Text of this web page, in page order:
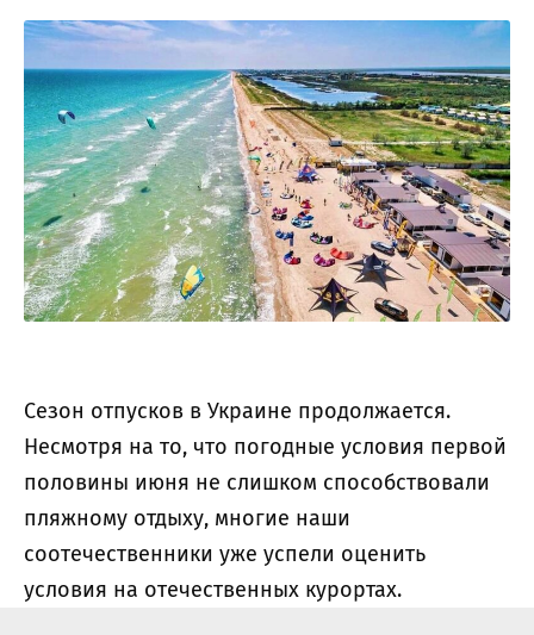
Сезон отпусков в Украине продолжается.
Несмотря на то, что погодные условия первой
половины июня не слишком способствовали
пляжному отдыху, многие наши
соотечественники уже успели оценить
условия на отечественных курортах.